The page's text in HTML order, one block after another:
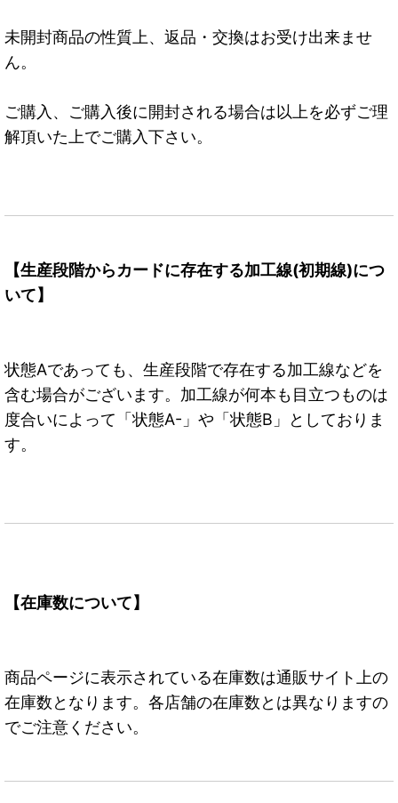
未開封商品の性質上、返品・交換はお受け出来ませ
ん。
ご購入、ご購入後に開封される場合は以上を必ずご理
解頂いた上でご購入下さい。
【生産段階からカードに存在する加工線(初期線)につ
いて】
状態Aであっても、生産段階で存在する加工線などを
含む場合がございます。加工線が何本も目立つものは
度合いによって「状態A-」や「状態B」としておりま
す。
【在庫数について】
商品ページに表示されている在庫数は通販サイト上の
在庫数となります。各店舗の在庫数とは異なりますの
でご注意ください。